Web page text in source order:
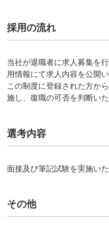
採用の流れ
当社が退職者に求人募集を
用情報にて求人内容を公開い
この制度に登録された方か
施し、復職の可否を判断いた
選考内容
面接及び筆記試験を実施いた
その他